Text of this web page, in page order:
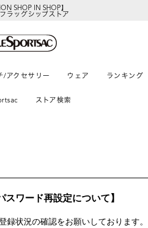
SHOP IN SHOP】
ラッグシップストア
/アクセサリー ウェア ランキング
ストア検索
スワード再設定について】
録状況の確認をお願いしております。